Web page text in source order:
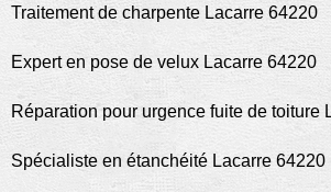
Traitement de charpente Lacarre 64220
Expert en pose de velux Lacarre 64220
Réparation pour urgence fuite de toiture
Spécialiste en étanchéité Lacarre 64220